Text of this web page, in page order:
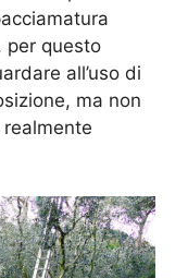
per questo
all’uso di
ma non